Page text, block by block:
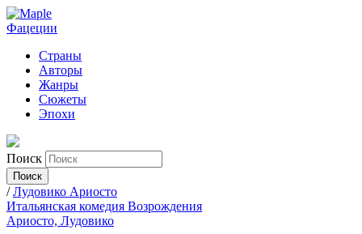
Фацеции
Страны
Авторы
Жанры
Сюжеты
Эпохи
Поиск
/ Лудовико Ариосто
Итальянская комедия Возрождения
Ариосто, Лудовико